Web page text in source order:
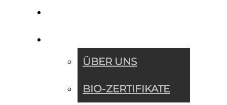
ÜBER UNS
BIO-ZERTIFIKATE